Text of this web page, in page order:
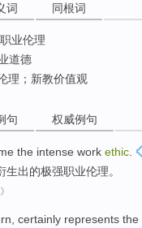
词 同根词
业伦理
道德
理；新教价值观
句 权威例句
the intense work ethic
生出的极强职业伦理。
certainly represents the